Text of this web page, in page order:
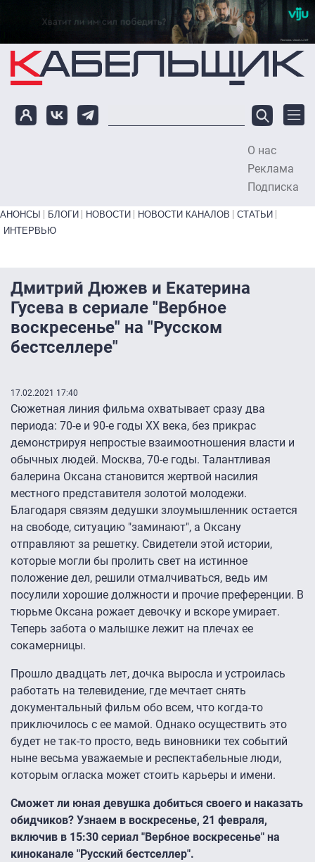
Перейти к основному содержанию
О нас
Реклама
Подписка
Primary links bottom
АНОНСЫ БЛОГИ НОВОСТИ НОВОСТИ КАНАЛОВ
СТАТЬИ
ИНТЕРВЬЮ
Дмитрий Дюжев и Екатерина
Гусева в сериале "Вербное
воскресенье" на "Русском
бестселлере"
17.02.2021 17:40
Сюжетная линия фильма охватывает сразу два
периода: 70-е и 90-е годы XX века, без прикрас
демонстрируя непростые взаимоотношения власти и
обычных людей. Москва, 70-е годы. Талантливая
балерина Оксана становится жертвой насилия
местного представителя золотой молодежи.
Благодаря связям дедушки злоумышленник остается
на свободе, ситуацию "заминают", а Оксану
отправляют за решетку. Свидетели этой истории,
которые могли бы пролить свет на истинное
положение дел, решили отмалчиваться, ведь им
посулили хорошие должности и прочие преференции. В
тюрьме Оксана рожает девочку и вскоре умирает.
Теперь забота о малышке лежит на плечах ее
сокамерницы.
Прошло двадцать лет, дочка выросла и устроилась
работать на телевидение, где мечтает снять
документальный фильм обо всем, что когда-то
приключилось с ее мамой. Однако осуществить это
будет не так-то просто, ведь виновники тех событий
ныне весьма уважаемые и респектабельные люди,
которым огласка может стоить карьеры и имени.
Сможет ли юная девушка добиться своего и наказать
обидчиков? Узнаем в воскресенье, 21 февраля,
включив в 15:30 сериал "Вербное воскресенье" на
киноканале "Русский бестселлер".